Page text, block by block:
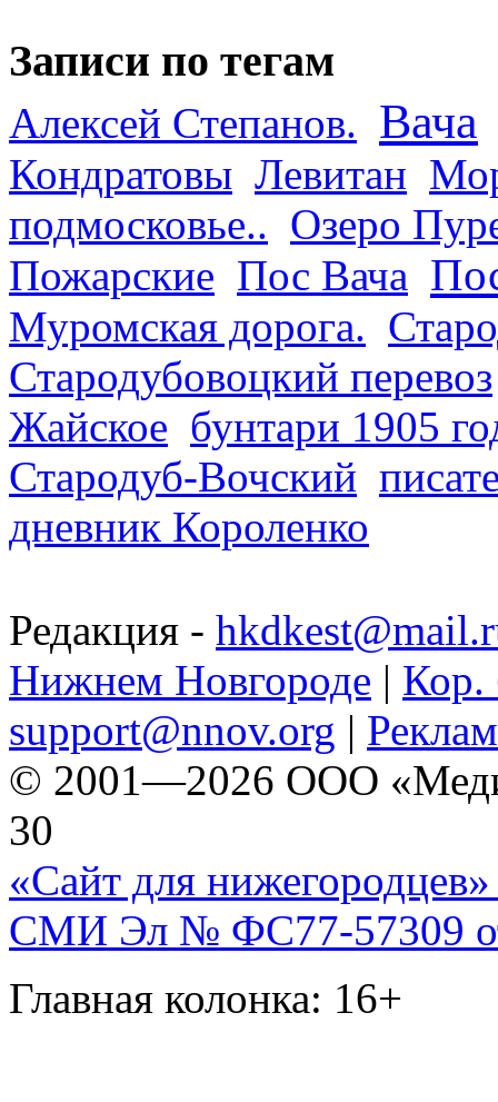
Записи по тегам
Алексей Степанов. Вача
Кондратовы Левитан
подмосковье.. Озеро
Пожарские Пос Вача
Муромская дорога.
Стародубовоцкий перевоз
Жайское бунтари 1905
Стародуб-Вочский
дневник Короленко
Редакция -
Нижнем Новгороде | Кор.
support@nnov.org |
© 2001—2026 ООО
30
«Сайт для нижегородцев»
СМИ Эл № ФС77-57309
Главная колонка: 16+